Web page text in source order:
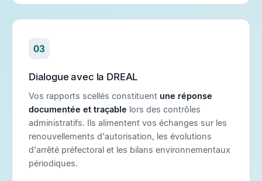
03
Dialogue avec la DREAL
Vos rapports scellés constituent une réponse
documentée et traçable lors des contrôles
administratifs. Ils alimentent vos échanges sur les
renouvellements d'autorisation, les évolutions
d'arrêté préfectoral et les bilans environnementaux
périodiques.